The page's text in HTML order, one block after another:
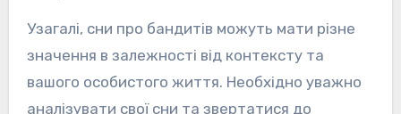
Узагалі, сни про бандитів можуть мати різне
значення в залежності від контексту та
вашого особистого життя. Необхідно уважно
аналізувати свої сни та звертатися до